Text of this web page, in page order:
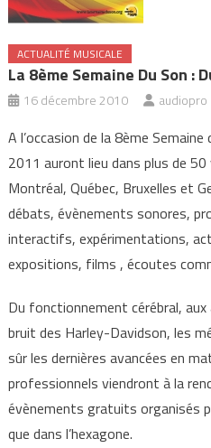
ACTUALITÉ MUSICALE
La 8ème Semaine Du Son :
16 décembre 2010 audiopro
A l’occasion de la 8ème
2011 auront lieu dans plus de 50
Montréal, Québec, Bruxelles et
débats, évènements sonores,
interactifs, expérimentations,
expositions, films , écoutes
Du fonctionnement cérébral,
bruit des Harley-Davidson, les
sûr les dernières avancées en
professionnels viendront à la
évènements gratuits organisés
que dans l’hexagone.